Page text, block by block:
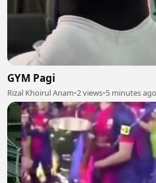
GYM Pagi
Rizal Khoirul Anam•2 views•5 minutes ago